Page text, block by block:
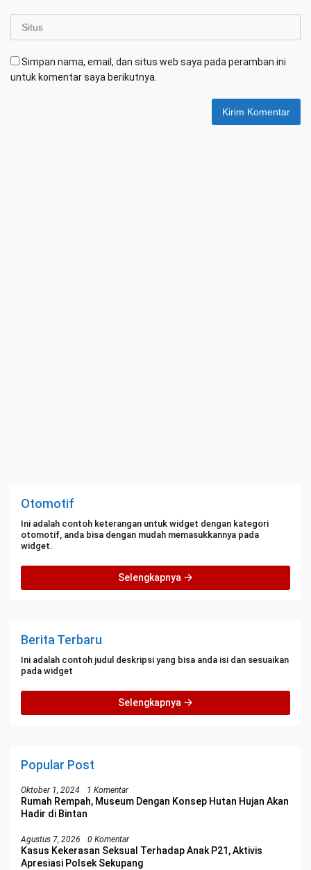
Simpan nama, email, dan situs web saya pada peramban ini
untuk komentar saya berikutnya.
Otomotif
Ini adalah contoh keterangan untuk widget dengan kategori
otomotif, anda bisa dengan mudah memasukkannya pada
widget.
Selengkapnya
Berita Terbaru
Ini adalah contoh judul deskripsi yang bisa anda isi dan sesuaikan
pada widget
Selengkapnya
Popular Post
Oktober 1, 2024 1 Komentar
Rumah Rempah, Museum Dengan Konsep Hutan Hujan Akan
Hadir di Bintan
Agustus 7, 2026 0 Komentar
Kasus Kekerasan Seksual Terhadap Anak P21, Aktivis
Apresiasi Polsek Sekupang